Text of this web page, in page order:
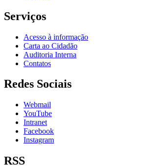
Serviços
Acesso à informação
Carta ao Cidadão
Auditoria Interna
Contatos
Redes Sociais
Webmail
YouTube
Intranet
Facebook
Instagram
RSS